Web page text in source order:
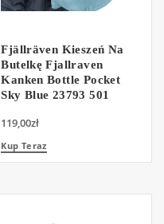
Fjällräven Kieszeń Na
Butelkę Fjallraven
Kanken Bottle Pocket
Sky Blue 23793 501
119,00zł
Kup Teraz